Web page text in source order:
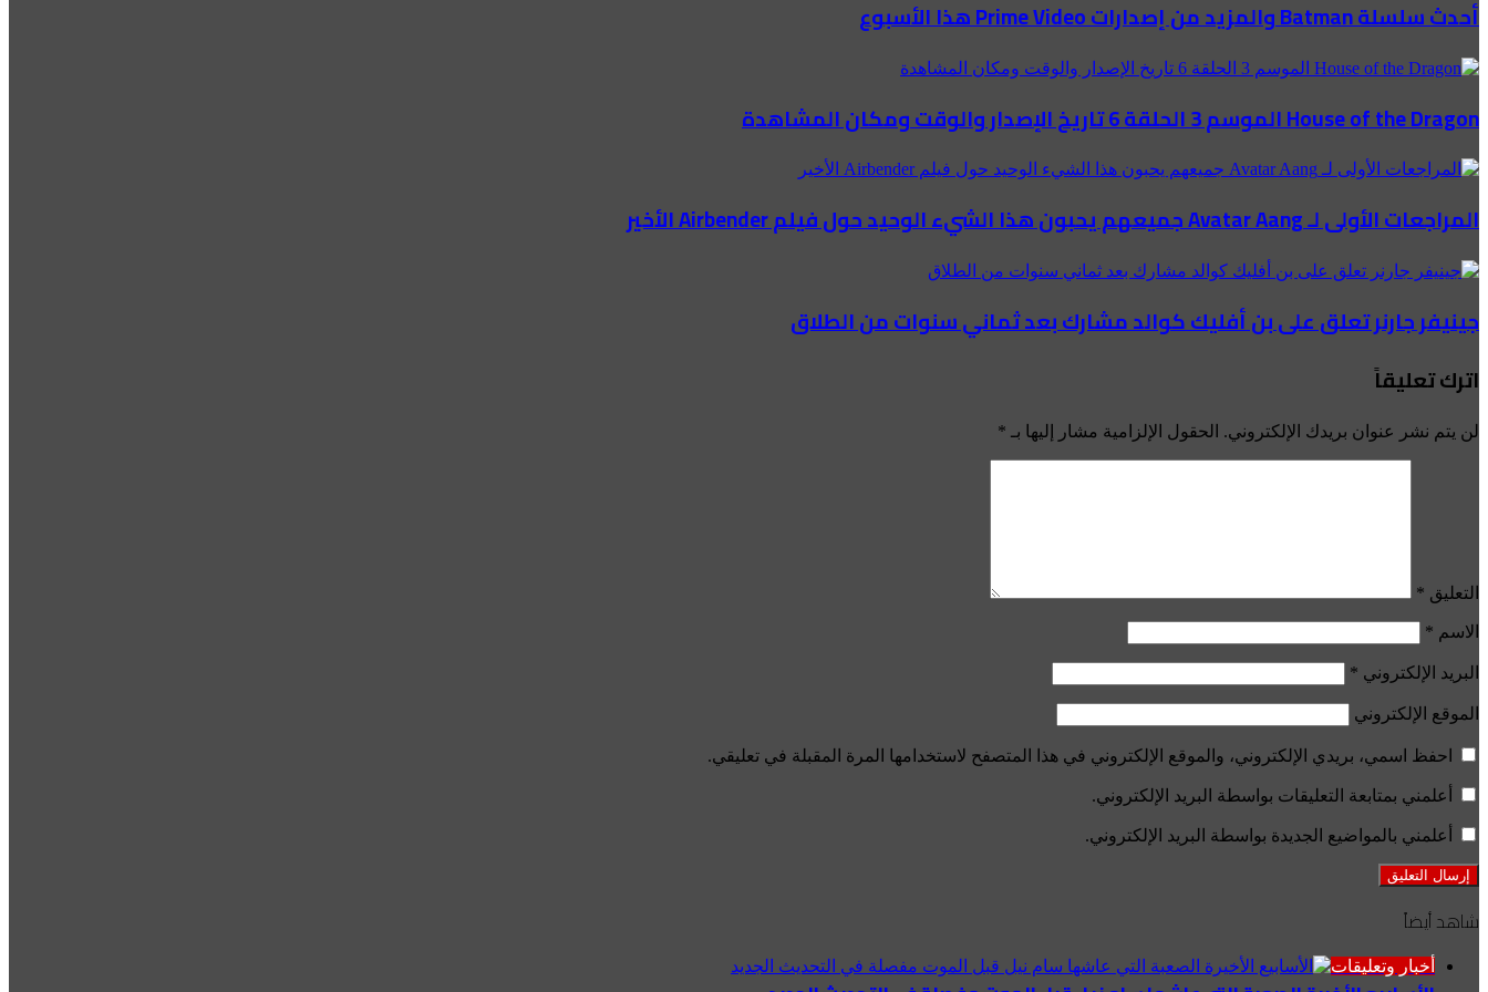
أحدث سلسلة Batman والمزيد من إصدارات Prime Video هذا الأسبوع
House of the Dragon الموسم 3 الحلقة 6 تاريخ الإصدار والوقت ومكان المشاهدة
المراجعات الأولى لـ Avatar Aang جميعهم يحبون هذا الشيء الوحيد حول فيلم Airbender الأخير
جينيفر جارنر تعلق على بن أفليك كوالد مشارك بعد ثماني سنوات من الطلاق
اترك تعليقاً
لن يتم نشر عنوان بريدك الإلكتروني. الحقول الإلزامية مشار إليها بـ *
التعليق *
الاسم *
البريد الإلكتروني *
الموقع الإلكتروني
احفظ اسمي، بريدي الإلكتروني، والموقع الإلكتروني في هذا المتصفح لاستخدامها المرة المقبلة في تعليقي.
أعلمني بمتابعة التعليقات بواسطة البريد الإلكتروني.
أعلمني بالمواضيع الجديدة بواسطة البريد الإلكتروني.
شاهد أيضاً
أخبار وتعليقات